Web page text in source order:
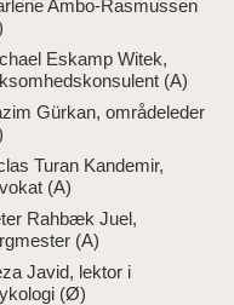
Ambo-Rasmussen
Eskamp Witek,
(A)
Gürkan, områdeleder
Turan Kandemir,
(A)
Rahbæk Juel,
(A)
Javid, lektor i
(Ø)